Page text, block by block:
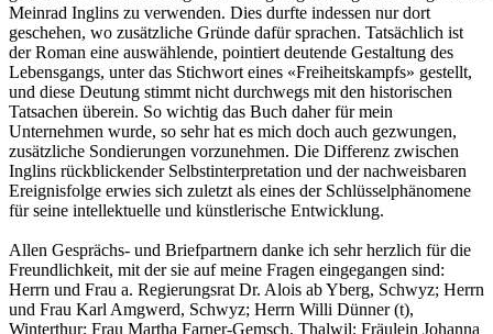
Meinrad Inglins zu verwenden. Dies durfte indessen nur dort
geschehen, wo zusätzliche Gründe dafür sprachen. Tatsächlich ist
der Roman eine auswählende, pointiert deutende Gestaltung des
Lebensgangs, unter das Stichwort eines «Freiheitskampfs» gestellt,
und diese Deutung stimmt nicht durchwegs mit den historischen
Tatsachen überein. So wichtig das Buch daher für mein
Unternehmen wurde, so sehr hat es mich doch auch gezwungen,
zusätzliche Sondierungen vorzunehmen. Die Differenz zwischen
Inglins rückblickender Selbstinterpretation und der nachweisbaren
Ereignisfolge erwies sich zuletzt als eines der Schlüsselphänomene
für seine intellektuelle und künstlerische Entwicklung.
Allen Gesprächs- und Briefpartnern danke ich sehr herzlich für die
Freundlichkeit, mit der sie auf meine Fragen eingegangen sind:
Herrn und Frau a. Regierungsrat Dr. Alois ab Yberg, Schwyz; Herrn
und Frau Karl Amgwerd, Schwyz; Herrn Willi Dünner (t),
Winterthur; Frau Martha Farner-Gemsch, Thalwil; Fräulein Johanna